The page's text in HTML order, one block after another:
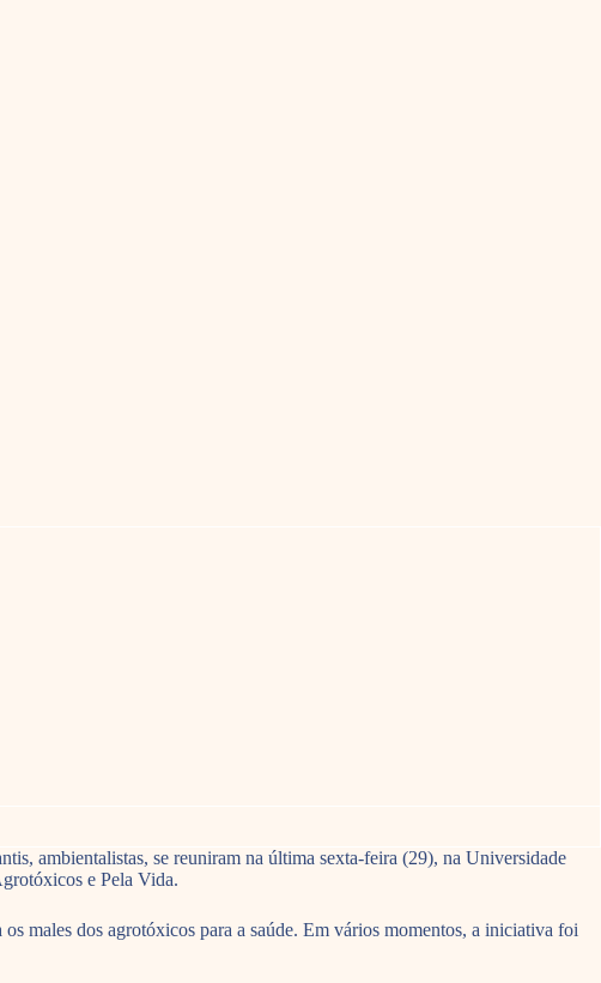
ambientalistas, se reuniram na última sexta-feira (29), na Universidade
e Pela Vida.
males dos agrotóxicos para a saúde. Em vários momentos, a iniciativa foi